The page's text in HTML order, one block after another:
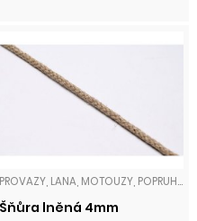
PROVAZY, LANA, MOTOUZY, POPRUHY
Šňůra lněná 4mm